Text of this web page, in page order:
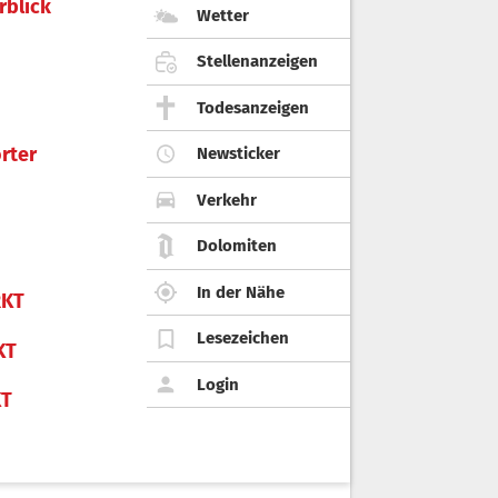
Wetter
Stellenanzeigen
Todesanzeigen
Newsticker
Verkehr
Dolomiten
In der Nähe
Lesezeichen
Login